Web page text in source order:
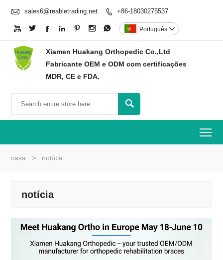
 sales6@reabletrading.net  +86-18030275537
       Português 
Xiamen Huakang Orthopedic Co.,Ltd
Fabricante OEM e ODM com certificações
MDR, CE e FDA.

casa > notícia
notícia